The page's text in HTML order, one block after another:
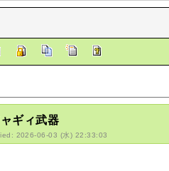
ギィ武器
2026-06-03 (水) 22:33:03